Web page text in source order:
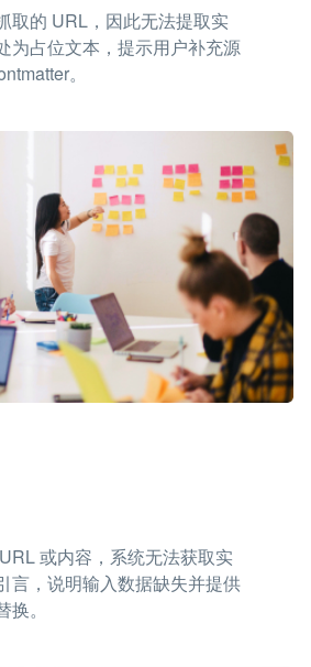
取的 URL，因此无法提取实
为占位文本，提示用户补充源
。
或内容，系统无法获取实
言，说明输入数据缺失并提供
。